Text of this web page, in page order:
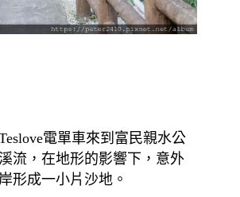
電單車來到富民親水公
流，在地形的影響下，意外
形成一小片沙地。